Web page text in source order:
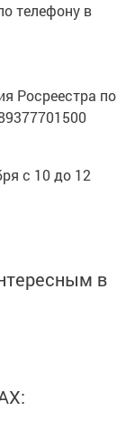
телефону в
Росреестра по
с 10 до 12
в